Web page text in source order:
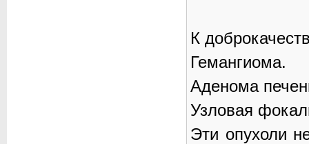
К
Гемангиома.
Аденома
Узловая
Эти опухоли